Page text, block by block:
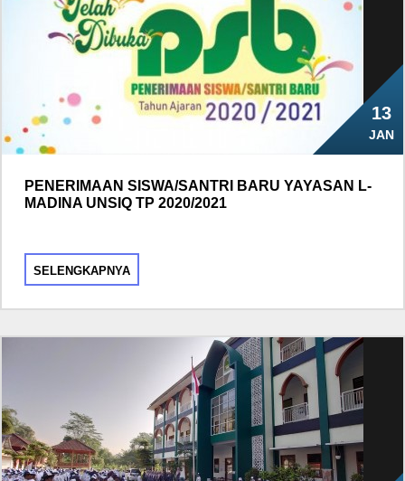
13
JAN
PENERIMAAN SISWA/SANTRI BARU YAYASAN L-
MADINA UNSIQ TP 2020/2021
SELENGKAPNYA